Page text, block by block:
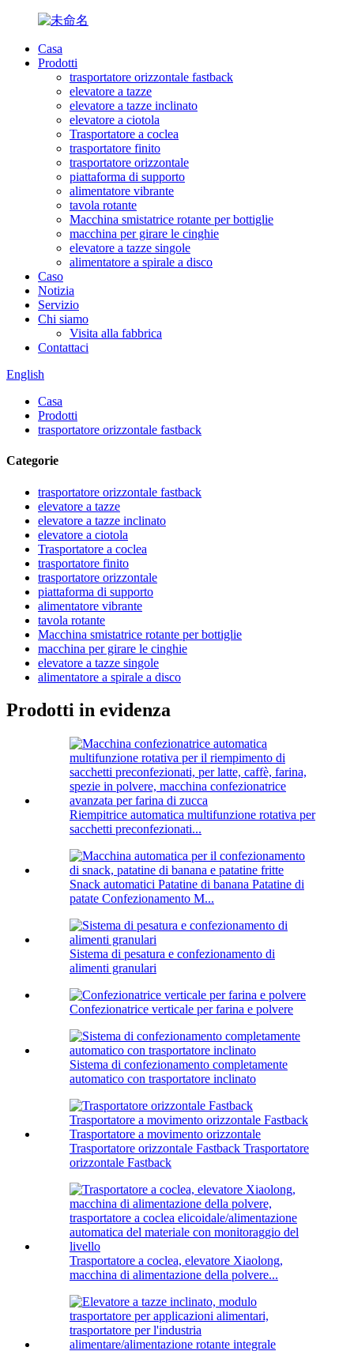
Casa
Prodotti
trasportatore orizzontale fastback
elevatore a tazze
elevatore a tazze inclinato
elevatore a ciotola
Trasportatore a coclea
trasportatore finito
trasportatore orizzontale
piattaforma di supporto
alimentatore vibrante
tavola rotante
Macchina smistatrice rotante per bottiglie
macchina per girare le cinghie
elevatore a tazze singole
alimentatore a spirale a disco
Caso
Notizia
Servizio
Chi siamo
Visita alla fabbrica
Contattaci
English
Casa
Prodotti
trasportatore orizzontale fastback
Categorie
trasportatore orizzontale fastback
elevatore a tazze
elevatore a tazze inclinato
elevatore a ciotola
Trasportatore a coclea
trasportatore finito
trasportatore orizzontale
piattaforma di supporto
alimentatore vibrante
tavola rotante
Macchina smistatrice rotante per bottiglie
macchina per girare le cinghie
elevatore a tazze singole
alimentatore a spirale a disco
Prodotti in evidenza
Riempitrice automatica multifunzione rotativa per
sacchetti preconfezionati...
Snack automatici Patatine di banana Patatine di
patate Confezionamento M...
Sistema di pesatura e confezionamento di
alimenti granulari
Confezionatrice verticale per farina e polvere
Sistema di confezionamento completamente
automatico con trasportatore inclinato
Trasportatore orizzontale Fastback Trasportatore
orizzontale Fastback
Trasportatore a coclea, elevatore Xiaolong,
macchina di alimentazione della polvere...